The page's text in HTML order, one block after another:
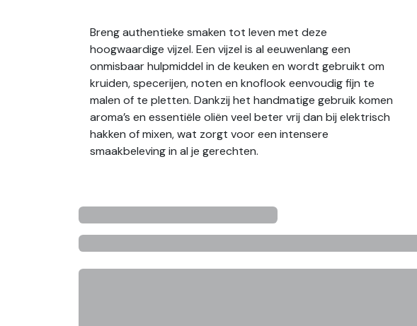
Breng authentieke smaken tot leven met deze
hoogwaardige vijzel. Een vijzel is al eeuwenlang een
onmisbaar hulpmiddel in de keuken en wordt gebruikt om
kruiden, specerijen, noten en knoflook eenvoudig fijn te
malen of te pletten. Dankzij het handmatige gebruik komen
aroma’s en essentiële oliën veel beter vrij dan bij elektrisch
hakken of mixen, wat zorgt voor een intensere
smaakbeleving in al je gerechten.